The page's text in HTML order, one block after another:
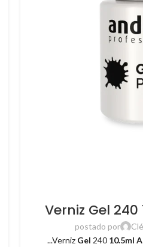
Verniz Gel
postado por
...Verniz Gel 240 10.5ml